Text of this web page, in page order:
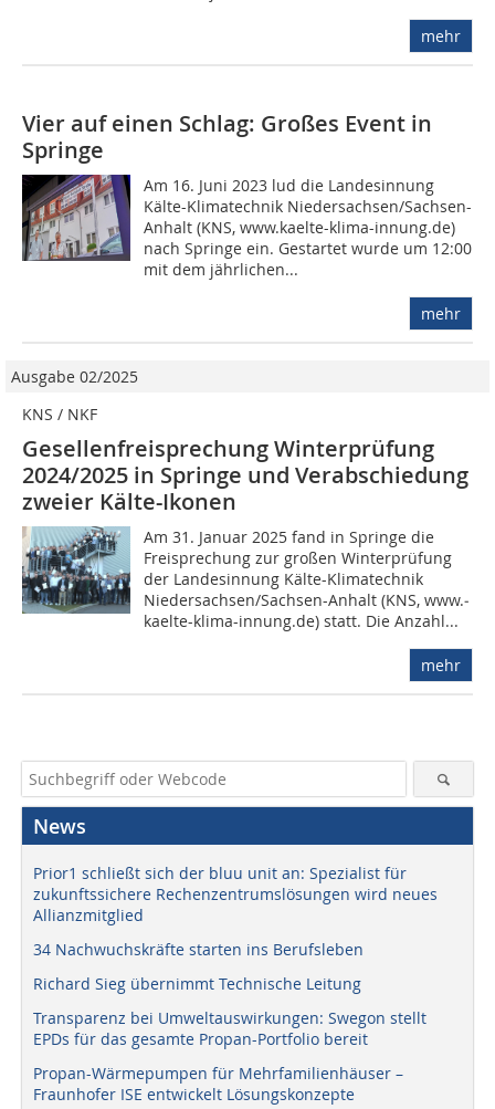
mehr
Vier auf einen Schlag: Großes Event in
Springe
Am 16. Juni 2023 lud die Landesinnung
Kälte-Klimatechnik Niedersachsen/Sachsen-
Anhalt (KNS, www.kaelte-klima-innung.de)
nach Springe ein. Gestartet wurde um 12:00
mit dem jährlichen...
mehr
Ausgabe 02/2025
KNS / NKF
Gesellenfreisprechung Winterprüfung
2024/2025 in Springe und Verabschiedung
zweier Kälte-Ikonen
Am 31. Januar 2025 fand in Springe die
Freisprechung zur großen Winterprüfung
der Landesinnung Kälte-Klimatechnik
Niedersachsen/Sachsen-Anhalt (KNS, www.­
kaelte-klima-innung.de) statt. Die Anzahl...
mehr
News
Prior1 schließt sich der bluu unit an: Spezialist für
zukunftssichere Rechenzentrumslösungen wird neues
Allianzmitglied
34 Nachwuchskräfte starten ins Berufsleben
Richard Sieg übernimmt Technische Leitung
Transparenz bei Umweltauswirkungen: Swegon stellt
EPDs für das gesamte Propan-Portfolio bereit
Propan-Wärmepumpen für Mehrfamilienhäuser –
Fraunhofer ISE entwickelt Lösungskonzepte